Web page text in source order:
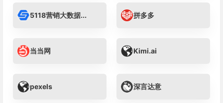
5118营销大数据... 拼多多
当当网 Kimi.ai
pexels 深言达意